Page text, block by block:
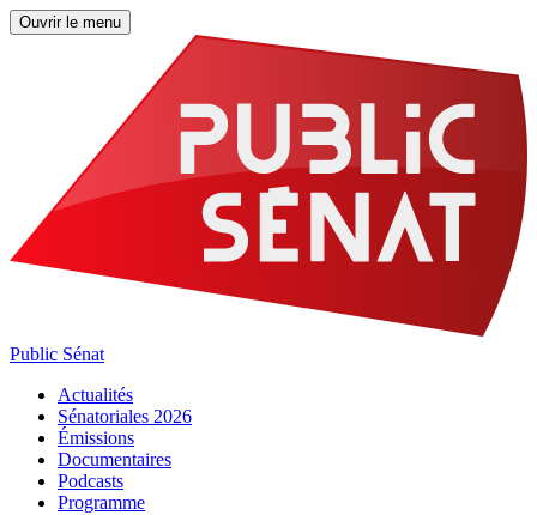
Ouvrir le menu
Public Sénat
Actualités
Sénatoriales 2026
Émissions
Documentaires
Podcasts
Programme